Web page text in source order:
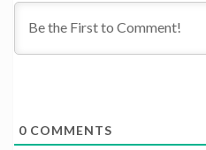
0 COMMENTS